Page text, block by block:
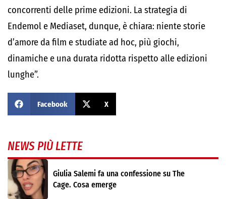
concorrenti delle prime edizioni. La strategia di
Endemol e Mediaset, dunque, è chiara: niente storie
d’amore da film e studiate ad hoc, più giochi,
dinamiche e una durata ridotta rispetto alle edizioni
lunghe”.
Facebook X
NEWS PIÙ LETTE
Giulia Salemi fa una confessione su The
Cage. Cosa emerge